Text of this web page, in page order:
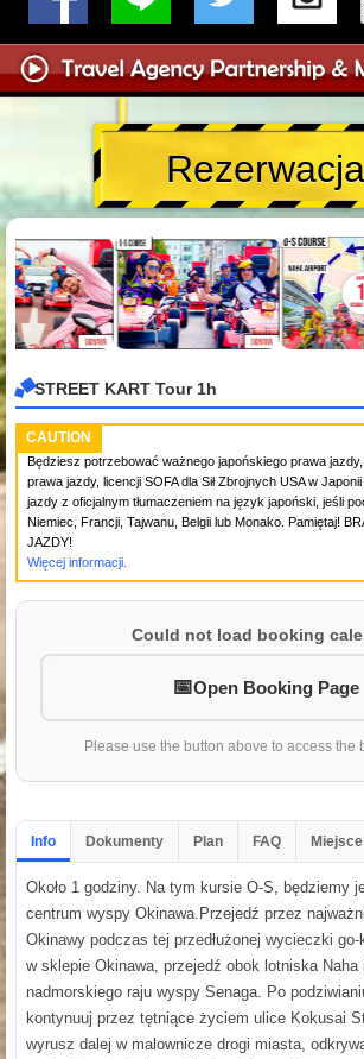
Rezerwacja
STREET KART Tour 1h
CAUTION
Będziesz potrzebować ważnego japońskiego prawa
prawa jazdy, licencji SOFA dla Sił Zbrojnych USA w
jazdy z oficjalnym tłumaczeniem na język japoński, jeśli
Niemiec, Francji, Tajwanu, Belgii lub Monako. Pamiętaj!
JAZDY!
Więcej informacji.
Could not load booking
Open Booking Page
Please use the button above to access the
Info Dokumenty Plan FAQ Miejsce
Około 1 godziny. Na tym kursie O-S, będziemy
centrum wyspy Okinawa.Przejedź przez
Okinawy podczas tej przedłużonej wycieczki
w sklepie Okinawa, przejedź obok lotniska Naha
nadmorskiego raju wyspy Senaga. Po
kontynuuj przez tętniące życiem ulice Kokusai
wyrusz dalej w malownicze drogi miasta,